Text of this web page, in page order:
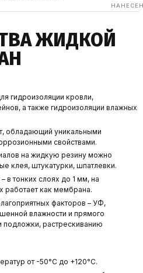
ЖИДКОЙ
гидроизоляции кровли,
а также гидроизоляции влажных
обладающий уникальными
свойствами.
на жидкую резину можно
клея, штукатурки, шпатлевки.
в тонких слоях до 1 мм, на
работает как мембрана.
факторов – УФ,
влажности и прямого
растрескиванию
от -50°C до +120°C.